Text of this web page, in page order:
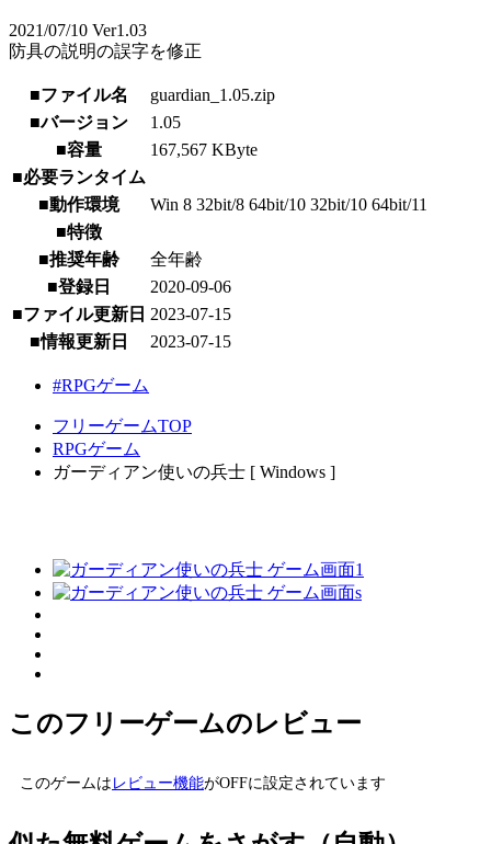
2021/07/10 Ver1.03
防具の説明の誤字を修正
■ファイル名
guardian_1.05.zip
■バージョン
1.05
■容量
167,567 KByte
■必要ランタイム
■動作環境
Win 8 32bit/8 64bit/10 32bit/10 64bit/11
■特徴
■推奨年齢
全年齢
■登録日
2020-09-06
■ファイル更新日 2023-07-15
■情報更新日
2023-07-15
#RPGゲーム
フリーゲームTOP
RPGゲーム
ガーディアン使いの兵士 [ Windows ]
このフリーゲームのレビュー
このゲームは レビュー機能がOFFに設定されています